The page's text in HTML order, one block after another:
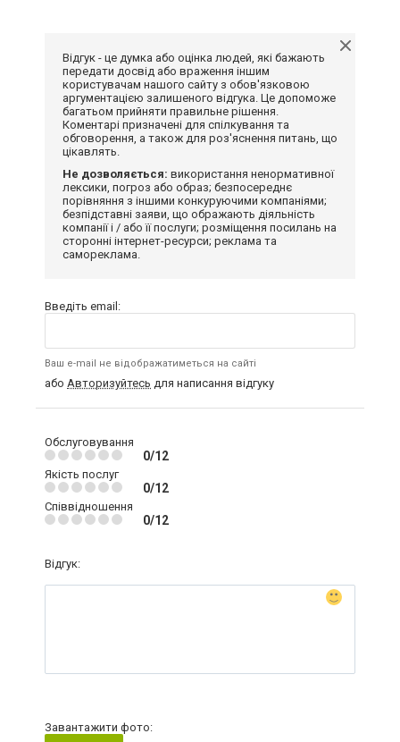
Відгук - це думка або оцінка людей, які бажають
передати досвід або враження іншим
користувачам нашого сайту з обов'язковою
аргументацією залишеного відгука. Це допоможе
багатьом прийняти правильне рішення.
Коментарі призначені для спілкування та
обговорення, а також для роз'яснення питань, що
цікавлять.
Не дозволяється: використання ненормативної
лексики, погроз або образ; безпосереднє
порівняння з іншими конкуруючими компаніями;
безпідставні заяви, що ображають діяльність
компанії і / або її послуги; розміщення посилань на
сторонні інтернет-ресурси; реклама та
самореклама.
Введіть email:
Ваш e-mail не відображатиметься на сайті
або Авторизуйтесь для написання відгуку
Обслуговування
0/12
Якість послуг
0/12
Співвідношення
0/12
Відгук:
Завантажити фото: